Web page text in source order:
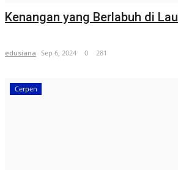
Kenangan yang Berlabuh di
edusiana Sep 6, 2024 0 281
Cerpen